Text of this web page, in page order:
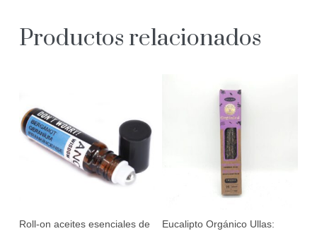
Productos relacionados
Roll-on aceites esenciales de
Eucalipto Orgánico Ullas: